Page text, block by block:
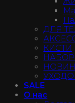
ДЛЯ
КИСТИ
SALE
О нас